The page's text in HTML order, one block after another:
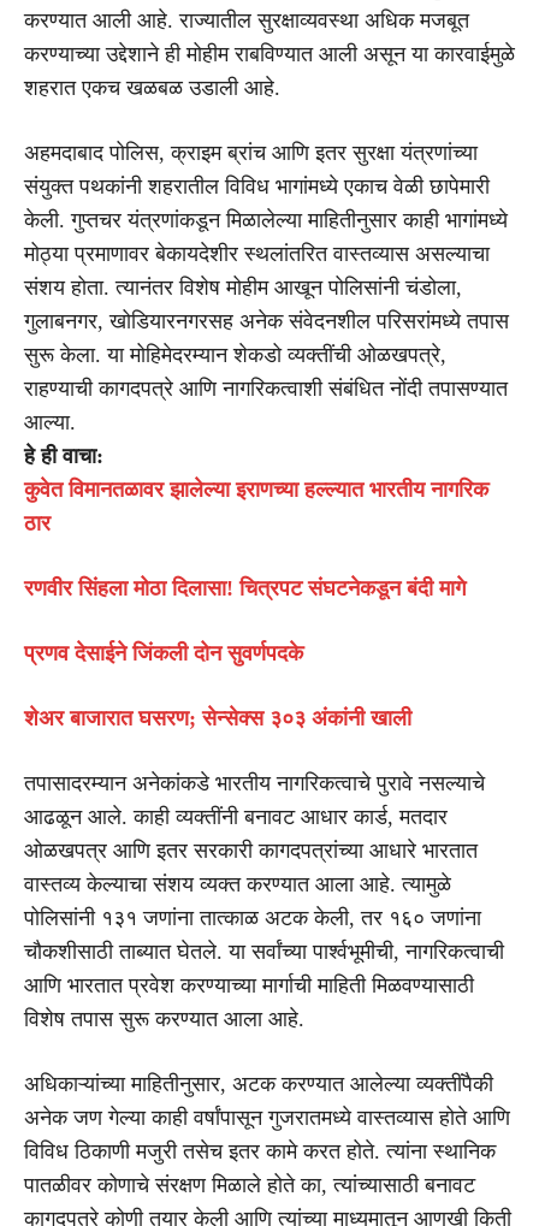
करण्यात आली आहे. राज्यातील सुरक्षाव्यवस्था अधिक मजबूत
करण्याच्या उद्देशाने ही मोहीम राबविण्यात आली असून या कारवाईमुळे
शहरात एकच खळबळ उडाली आहे.
अहमदाबाद पोलिस, क्राइम ब्रांच आणि इतर सुरक्षा यंत्रणांच्या
संयुक्त पथकांनी शहरातील विविध भागांमध्ये एकाच वेळी छापेमारी
केली. गुप्तचर यंत्रणांकडून मिळालेल्या माहितीनुसार काही भागांमध्ये
मोठ्या प्रमाणावर बेकायदेशीर स्थलांतरित वास्तव्यास असल्याचा
संशय होता. त्यानंतर विशेष मोहीम आखून पोलिसांनी चंडोला,
गुलाबनगर, खोडियारनगरसह अनेक संवेदनशील परिसरांमध्ये तपास
सुरू केला. या मोहिमेदरम्यान शेकडो व्यक्तींची ओळखपत्रे,
राहण्याची कागदपत्रे आणि नागरिकत्वाशी संबंधित नोंदी तपासण्यात
आल्या.
हे ही वाचा:
कुवेत विमानतळावर झालेल्या इराणच्या हल्ल्यात भारतीय नागरिक
ठार
रणवीर सिंहला मोठा दिलासा! चित्रपट संघटनेकडून बंदी मागे
प्रणव देसाईने जिंकली दोन सुवर्णपदके
शेअर बाजारात घसरण; सेन्सेक्स ३०३ अंकांनी खाली
तपासादरम्यान अनेकांकडे भारतीय नागरिकत्वाचे पुरावे नसल्याचे
आढळून आले. काही व्यक्तींनी बनावट आधार कार्ड, मतदार
ओळखपत्र आणि इतर सरकारी कागदपत्रांच्या आधारे भारतात
वास्तव्य केल्याचा संशय व्यक्त करण्यात आला आहे. त्यामुळे
पोलिसांनी १३१ जणांना तात्काळ अटक केली, तर १६० जणांना
चौकशीसाठी ताब्यात घेतले. या सर्वांच्या पार्श्वभूमीची, नागरिकत्वाची
आणि भारतात प्रवेश करण्याच्या मार्गाची माहिती मिळवण्यासाठी
विशेष तपास सुरू करण्यात आला आहे.
अधिकाऱ्यांच्या माहितीनुसार, अटक करण्यात आलेल्या व्यक्तींपैकी
अनेक जण गेल्या काही वर्षांपासून गुजरातमध्ये वास्तव्यास होते आणि
विविध ठिकाणी मजुरी तसेच इतर कामे करत होते. त्यांना स्थानिक
पातळीवर कोणाचे संरक्षण मिळाले होते का, त्यांच्यासाठी बनावट
कागदपत्रे कोणी तयार केली आणि त्यांच्या माध्यमातून आणखी किती